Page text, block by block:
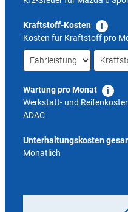
Kraftstoff-Kosten
Kosten für Kraftstoff pro
Wartung pro Monat
Werkstatt- und
ADAC
Unterhaltungskosten
Monatlich